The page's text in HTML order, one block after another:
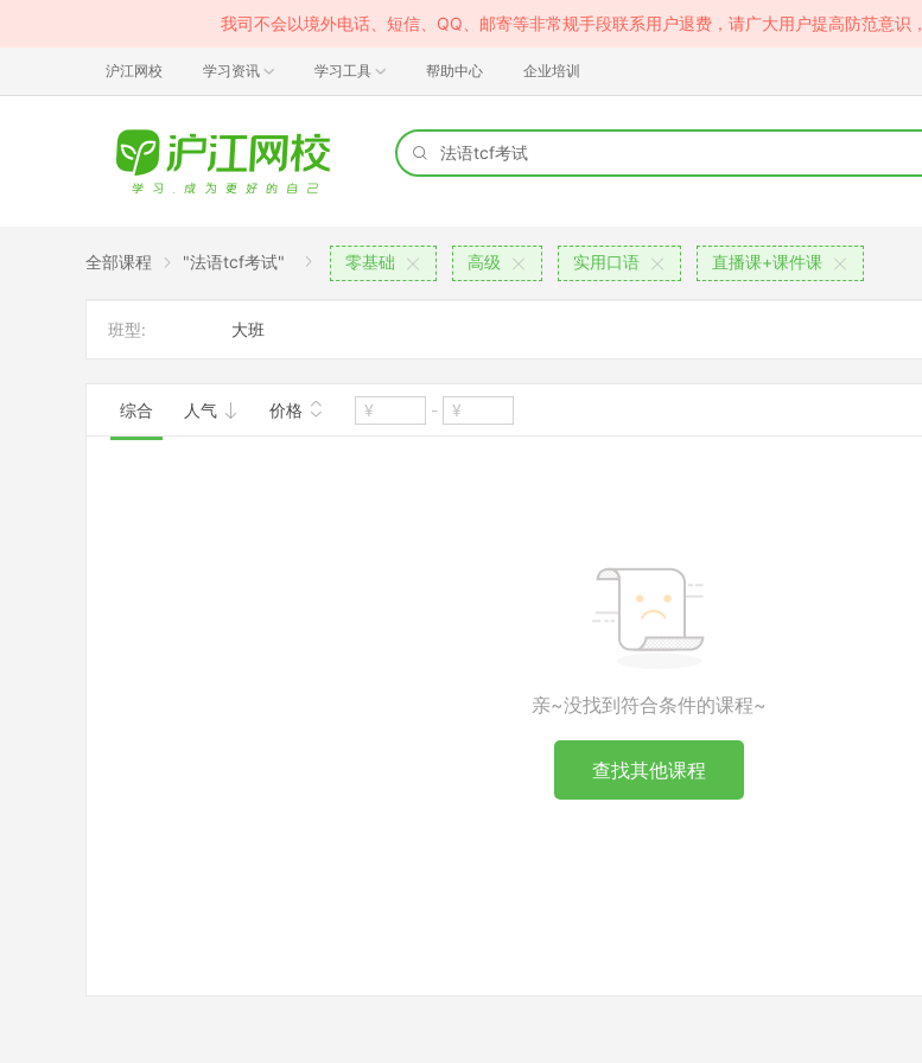
我司不会以境外电话、短信、QQ、邮寄等非常规手段联系用户退费，请广大用户提高防范意识
沪江网校 学习资讯 学习工具 帮助中心 企业培训
全部课程 "法语tcf考试" 零基础 高级 实用口语 直播课+课件课
班型: 大班
综合 人气 价格 -
亲~没找到符合条件的课程~
查找其他课程